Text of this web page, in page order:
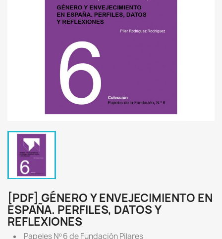
[PDF] GÉNERO Y ENVEJECIMIENTO EN
ESPAÑA. PERFILES, DATOS Y
REFLEXIONES
Papeles Nº 6 de Fundación Pilares